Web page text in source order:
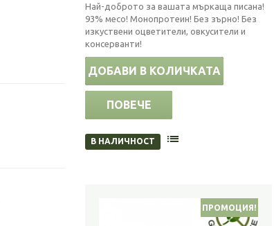
Най-доброто за вашата мъркаща писана!
93% месо! Монопротеин! Без зърно! Без
изкуствени оцветители, овкусители и
консерванти!
ДОБАВИ В КОЛИЧКАТА
ПОВЕЧЕ
В НАЛИЧНОСТ
ПРОМОЦИЯ!